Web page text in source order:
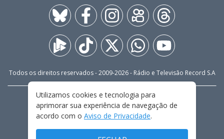
Todos os direitos reservados - 2009-2026- Rádio e Televisão Record S.A
FALE CONOSCO
PRIVACIDADE
TERMOS E CONDIÇÕES DE USO
Utilizamos cookies e tecnologia para
aprimorar sua experiência de navegação de
acordo com o Aviso de Privacidade.